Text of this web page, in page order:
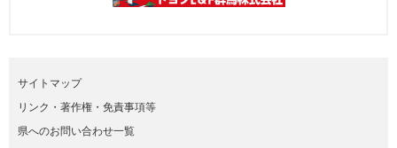
サイトマップ
リンク・著作権・免責事項等
県へのお問い合わせ一覧